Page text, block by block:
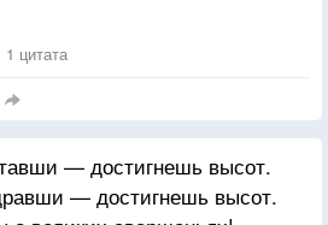
надо, чтоб ты был"
цитата
— достигнешь высот.
— достигнешь высот.